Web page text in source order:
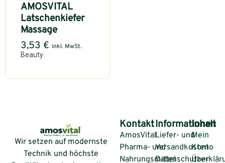
Beauty
AMOSVITAL
Latschenkiefer
Massage
3,53 € inkl. MwSt.
Wir setzen auf modernste
Technik und höchste
Kontakt
AmosVital
Pharma- und
Nahrungsmittel
Informationen
Liefer- und
Versandkosten
Inhalt
Mein
Konto
Über